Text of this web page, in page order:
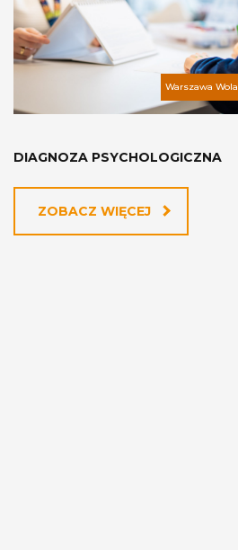
Warszawa Wola
DIAGNOZA PSYCHOLOGICZNA
ZOBACZ WIĘCEJ